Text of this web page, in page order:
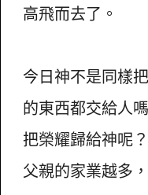
高飛而去了。
今日神不是同樣
的東西都交給人
把榮耀歸給神呢
父親的家業越多